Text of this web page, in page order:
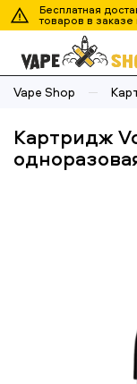
Бесплатная
товаров в заказе
Vape Shop
Картридж